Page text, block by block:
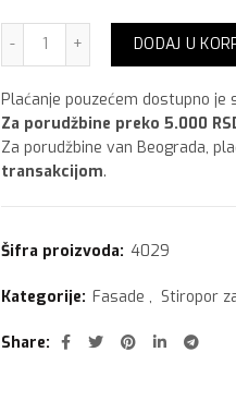
Stiropor 2 cm količina
DODAJ U
Plaćanje pouzećem dostupno
Za porudžbine preko 5.000
Za porudžbine van Beograda,
transakcijom.
Šifra proizvoda: 4029
Kategorije: Fasade , Stiropor
Share